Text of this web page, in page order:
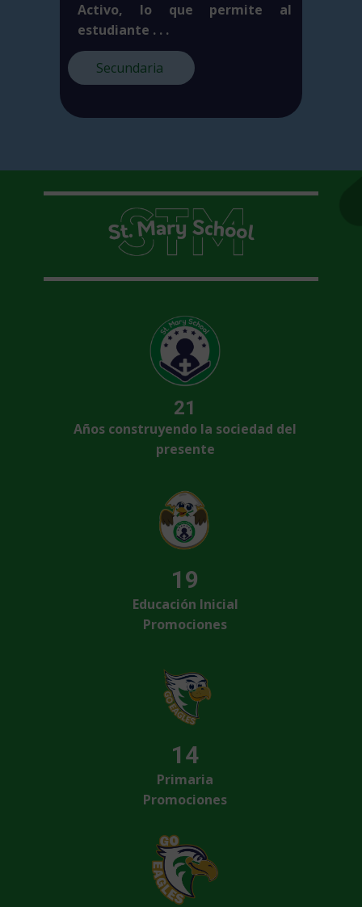
Activo, lo que permite al
estudiante . . .
Secundaria
21
Años construyendo la sociedad del
presente
19
Educación Inicial
Promociones
14
Primaria
Promociones